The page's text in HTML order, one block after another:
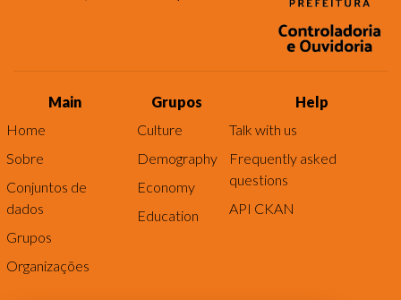
Main
Home
Sobre
Conjuntos de
dados
Grupos
Organizações
Grupos
Culture
Demography
Economy
Education
Help
Talk with us
Frequently asked
questions
API CKAN